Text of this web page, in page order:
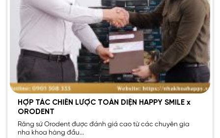
HỢP TÁC CHIẾN LƯỢC TOÀN DIỆN HAPPY SMILE x
ORODENT
Răng sứ Orodent được đánh giá cao từ các chuyên gia
nha khoa hàng đầu...